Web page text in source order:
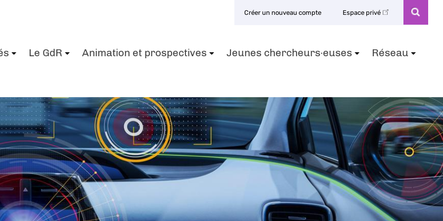
Créer un nouveau compte Espace privé
Le GdR Animation et prospectives Jeunes chercheurs·euses Réseau